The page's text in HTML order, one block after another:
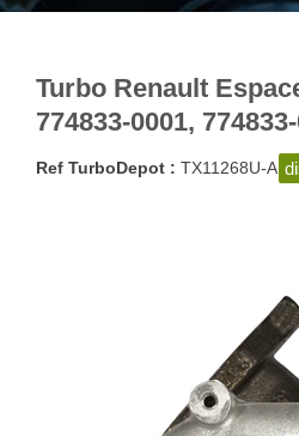
Turbo Renault
774833-0001,
Ref TurboDepot : TX11268U-A